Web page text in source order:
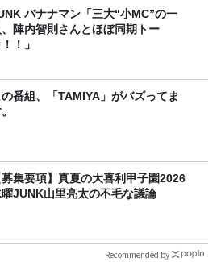
マン「三大“小MC”の一
、陣内智則さんとほぼ同期トー
！」
の番組、「TAMIYA」がバズってま
募集要項】真夏の大喜利甲子園2026
JUNK山里亮太の不毛な議論
Recommended by